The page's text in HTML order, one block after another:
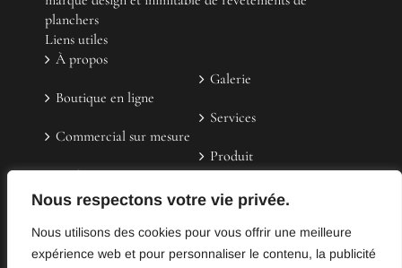
Nous respectons votre vie privée.
Nous utilisons des cookies pour vous offrir une meilleure
expérience web et pour personnaliser le contenu, la publicité
planchers
Liens utiles
À propos
Boutique en ligne
Commercial sur mesure
FAQ
Témoignages
Galerie
Services
Produit
Contactez-nous
(514) 523-4830
info@coupercroiser.com